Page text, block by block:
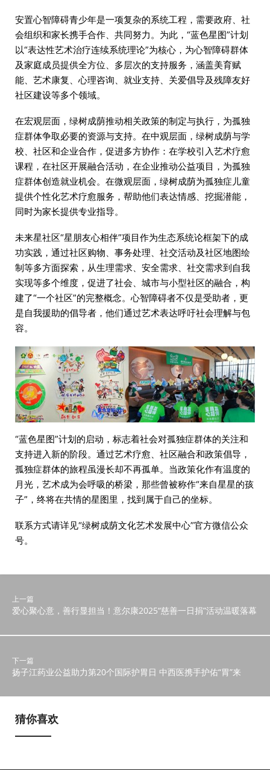
安置心智障碍青少年是一项复杂的系统工程，需要政府、社
会组织和家长携手合作、共同努力。为此，“蓝色星图”计划
以“表达性艺术治疗连续系统理论”为核心，为心智障碍群体
及家庭成员提供全方位、多层次的支持服务，涵盖美育赋
能、艺术康复、心理咨询、就业支持、关爱倡导及残障友好
社区建设等多个领域。
在宏观层面，绿树成荫推动相关政策的制定与执行，为孤独
症群体争取必要的资源与支持。在中观层面，绿树成荫与学
校、社区和企业合作，促进多方协作：在学校引入艺术疗愈
课程，在社区开展融合活动，在企业推动公益项目，为孤独
症群体创造就业机会。在微观层面，绿树成荫为孤独症儿童
提供个性化艺术疗愈服务，帮助他们表达情感、挖掘潜能，
同时为家长提供专业指导。
未来星社区“星朋友心相伴”项目作为生态系统论框架下的成
功实践，通过社区购物、事务处理、社交活动及社区地图绘
制等多方面探索，从生理需求、安全需求、社交需求到自我
实现等多个维度，促进了社会、城市与小型社区的融合，构
建了“一个社区”的完整概念。心智障碍者不仅是受助者，更
是自我援助的倡导者，他们通过艺术表达呼吁社会理解与包
容。
“蓝色星图”计划的启动，标志着社会对孤独症群体的关注和
支持进入新的阶段。通过艺术疗愈、社区融合和政策倡导，
孤独症群体的旅程虽漫长却不再孤单。当政策化作有温度的
月光，艺术成为会呼吸的桥梁，那些曾被称作“来自星星的孩
子”，终将在共情的星图里，找到属于自己的坐标。
联系方式请详见“绿树成荫文化艺术发展中心”官方微信公众
号。
上一篇
爱心聚心意，善行显担当！意尔康2025“慈善一日捐”活动温暖落幕
下一篇
扬子江药业公益助力第20个国际护胃日 中西医携手护佑“胃”来
猜你喜欢